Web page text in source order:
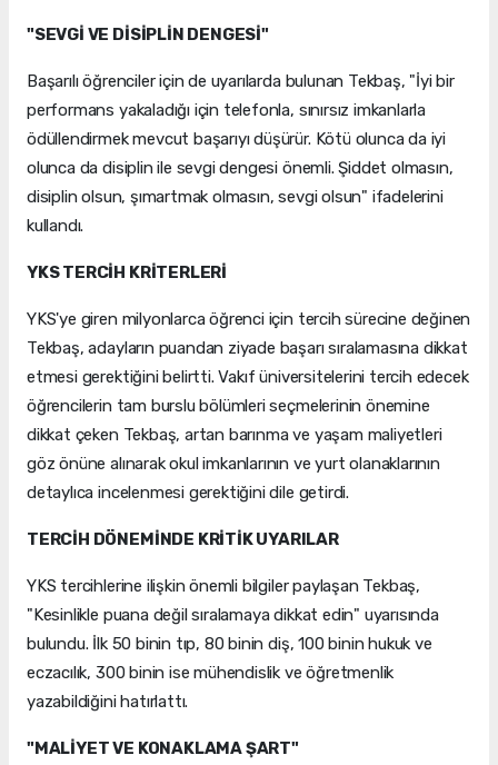
"SEVGİ VE DİSİPLİN DENGESİ"
Başarılı öğrenciler için de uyarılarda bulunan Tekbaş, "İyi bir
performans yakaladığı için telefonla, sınırsız imkanlarla
ödüllendirmek mevcut başarıyı düşürür. Kötü olunca da iyi
olunca da disiplin ile sevgi dengesi önemli. Şiddet olmasın,
disiplin olsun, şımartmak olmasın, sevgi olsun" ifadelerini
kullandı.
YKS TERCİH KRİTERLERİ
YKS'ye giren milyonlarca öğrenci için tercih sürecine değinen
Tekbaş, adayların puandan ziyade başarı sıralamasına dikkat
etmesi gerektiğini belirtti. Vakıf üniversitelerini tercih edecek
öğrencilerin tam burslu bölümleri seçmelerinin önemine
dikkat çeken Tekbaş, artan barınma ve yaşam maliyetleri
göz önüne alınarak okul imkanlarının ve yurt olanaklarının
detaylıca incelenmesi gerektiğini dile getirdi.
TERCİH DÖNEMİNDE KRİTİK UYARILAR
YKS tercihlerine ilişkin önemli bilgiler paylaşan Tekbaş,
"Kesinlikle puana değil sıralamaya dikkat edin" uyarısında
bulundu. İlk 50 binin tıp, 80 binin diş, 100 binin hukuk ve
eczacılık, 300 binin ise mühendislik ve öğretmenlik
yazabildiğini hatırlattı.
"MALİYET VE KONAKLAMA ŞART"